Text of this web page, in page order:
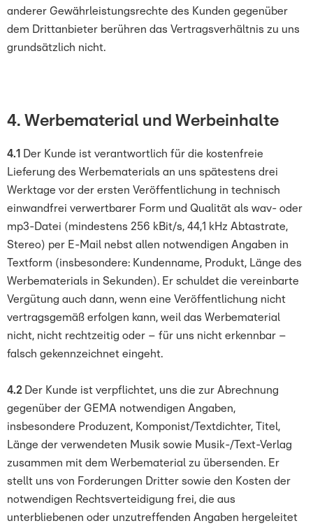
anderer Gewährleistungsrechte des Kunden gegenüber
dem Drittanbieter berühren das Vertragsverhältnis zu uns
grundsätzlich nicht.
4. Werbematerial und Werbeinhalte
4.1 Der Kunde ist verantwortlich für die kostenfreie
Lieferung des Werbematerials an uns spätestens drei
Werktage vor der ersten Veröffentlichung in technisch
einwandfrei verwertbarer Form und Qualität als wav- oder
mp3-Datei (mindestens 256 kBit/s, 44,1 kHz Abtastrate,
Stereo) per E-Mail nebst allen notwendigen Angaben in
Textform (insbesondere: Kundenname, Produkt, Länge des
Werbematerials in Sekunden). Er schuldet die vereinbarte
Vergütung auch dann, wenn eine Veröffentlichung nicht
vertragsgemäß erfolgen kann, weil das Werbematerial
nicht, nicht rechtzeitig oder – für uns nicht erkennbar –
falsch gekennzeichnet eingeht.
4.2 Der Kunde ist verpflichtet, uns die zur Abrechnung
gegenüber der GEMA notwendigen Angaben,
insbesondere Produzent, Komponist/Textdichter, Titel,
Länge der verwendeten Musik sowie Musik-/Text-Verlag
zusammen mit dem Werbematerial zu übersenden. Er
stellt uns von Forderungen Dritter sowie den Kosten der
notwendigen Rechtsverteidigung frei, die aus
unterbliebenen oder unzutreffenden Angaben hergeleitet